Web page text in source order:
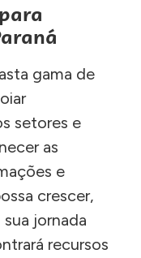
gama de
setores e
as
e
crescer,
jornada
recursos